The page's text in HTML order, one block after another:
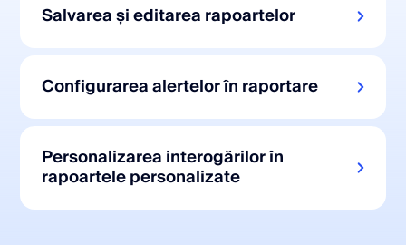
Salvarea și editarea rapoartelor
Configurarea alertelor în raportare
Personalizarea interogărilor în
rapoartele personalizate